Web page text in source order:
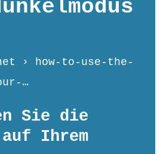
› how-to-use-the-
…
Sie die
auf Ihrem